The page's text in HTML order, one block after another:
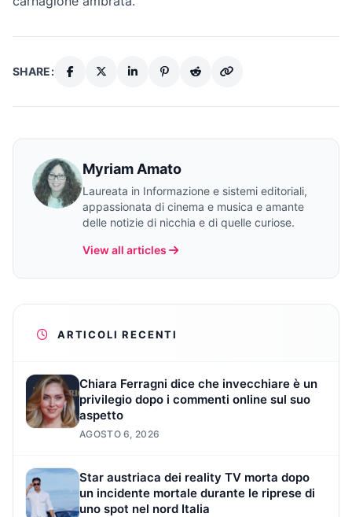
SHARE:
Myriam Amato
Laureata in Informazione e sistemi editoriali,
appassionata di cinema e musica e amante
delle notizie di nicchia e di quelle curiose.
View all articles
ARTICOLI RECENTI
Chiara Ferragni dice che invecchiare è un
privilegio dopo i commenti online sul suo
aspetto
AGOSTO 6, 2026
Star austriaca dei reality TV morta dopo
un incidente mortale durante le riprese di
uno spot nel nord Italia